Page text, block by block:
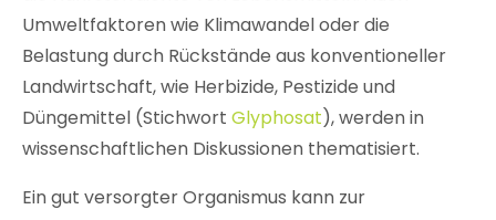
Umweltfaktoren wie Klimawandel oder die
Belastung durch Rückstände aus konventioneller
Landwirtschaft, wie Herbizide, Pestizide und
Düngemittel (Stichwort Glyphosat),werden in
wissenschaftlichen Diskussionen thematisiert.
Ein gut versorgter Organismus kann zur